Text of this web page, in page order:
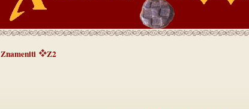
Znameniti Z2